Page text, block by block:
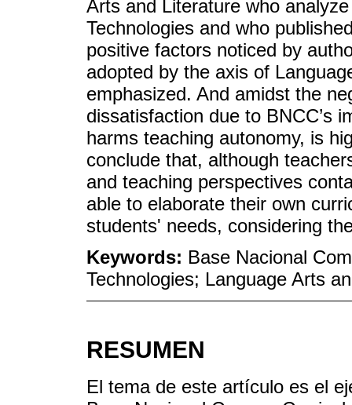
Arts and Literature who
Technologies and who
positive factors noticed by
adopted by the axis of
emphasized. And amidst the
dissatisfaction due to BNCC’s
harms teaching autonomy, is
conclude that, although
and teaching perspectives
able to elaborate their own
students' needs, considering
Keywords: Base Nacional
Technologies; Language Arts
RESUMEN
El tema de este artículo es el